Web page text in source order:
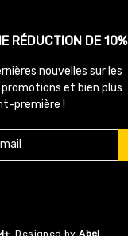
RÉDUCTION DE 10%
nouvelles sur les
et bien plus
première !
Designed byAbel